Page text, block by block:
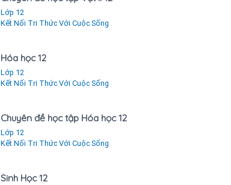
Lớp 12
Kết Nối Tri Thức Với Cuộc Sống
Hóa học 12
Lớp 12
Kết Nối Tri Thức Với Cuộc Sống
Chuyên đề học tập Hóa học 12
Lớp 12
Kết Nối Tri Thức Với Cuộc Sống
Sinh Học 12